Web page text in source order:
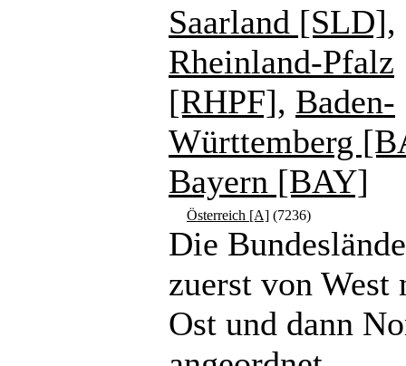
Saarland [SLD],
Rheinland-Pfalz
[RHPF], Baden-
Württemberg
Bayern [BAY]
Österreich [A] (7236)
Die
zuerst von West
Ost und dann